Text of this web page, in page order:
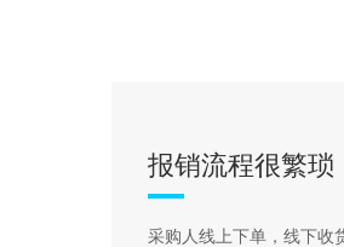
报销流程很繁琐
采购人线上下单，线下收